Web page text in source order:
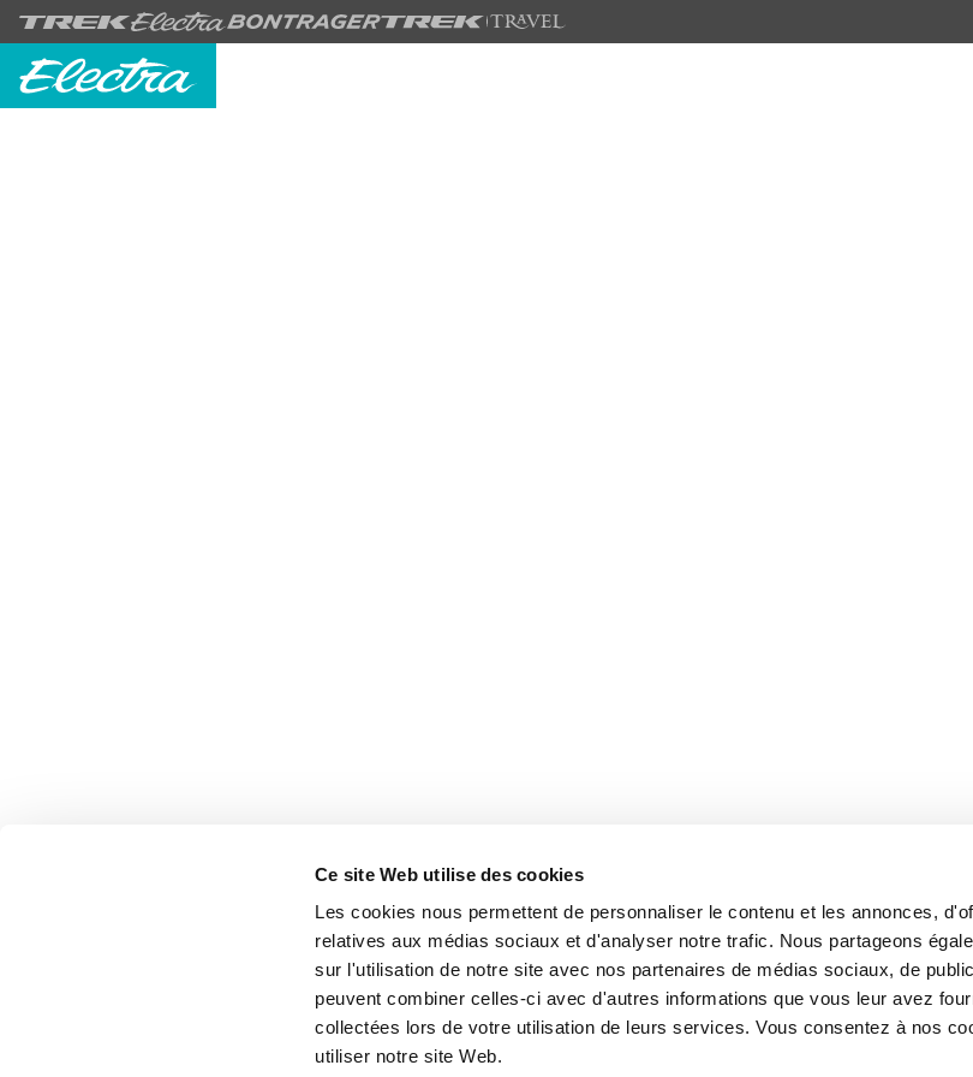
Ce site Web utilise des cookies
Les cookies nous permettent de personnaliser le contenu et les annonces,
relatives aux médias sociaux et d'analyser notre trafic. Nous partageons
sur l'utilisation de notre site avec nos partenaires de médias sociaux, de
peuvent combiner celles-ci avec d'autres informations que vous leur avez
collectées lors de votre utilisation de leurs services. Vous consentez à nos
utiliser notre site Web.